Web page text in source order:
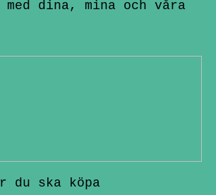
med dina, mina och våra
du ska köpa